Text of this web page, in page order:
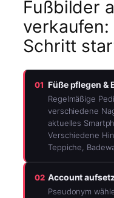
Fußbilder
Schritt
01 Füße pflegen &
Regelmäßige
verschiedene
aktuelles
Verschiedene
Teppiche,
02 Account
Pseudonym